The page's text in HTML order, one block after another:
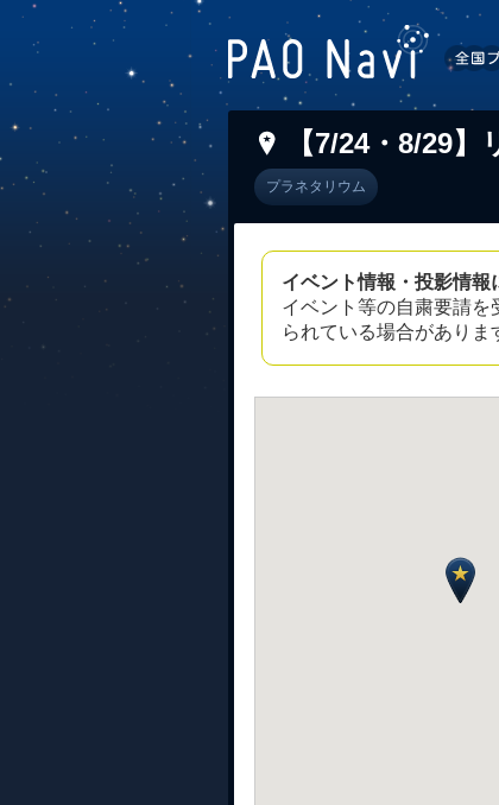
【7/24・8/29
プラネタリウム
イベント情報・投影情報
イベント等の自粛要請
られている場合がありま